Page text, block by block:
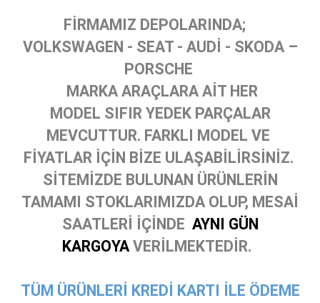
FİRMAMIZ DEPOLARINDA;
VOLKSWAGEN - SEAT - AUDİ - SKODA –
PORSCHE
MARKA ARAÇLARA AİT HER
MODEL SIFIR YEDEK PARÇALAR
MEVCUTTUR. FARKLI MODEL VE
FİYATLAR İÇİN BİZE ULAŞABİLİRSİNİZ.
SİTEMİZDE BULUNAN ÜRÜNLERİN
TAMAMI STOKLARIMIZDA OLUP, MESAİ
SAATLERİ İÇİNDE AYNI GÜN
KARGOYA VERİLMEKTEDİR.
TÜM ÜRÜNLERİ KREDİ KARTI İLE ÖDEME